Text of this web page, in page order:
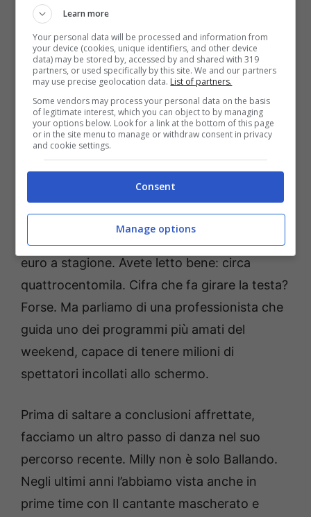
dopo stagione continua a macinare ottimi
dati di ascolto e un affetto del pubblico che
non conosce cedimenti. Un classico che non
passa mai di moda…
E qui arriva il punto caldo: quanto guadagna
una conduttrice così?
non ci sono comunicazioni ufficiali da parte
indiscrezioni, il contratto firmato da Milly con
la TV pubblica prevederebbe circa 400.000
euro a stagione. Avete letto bene: circa
quattrocentomila. Cifra che fa girare la testa?
Forse. Ma parliamo di una professionista che
guida uno dei programmi più amati del
weekend, capace di tenere milioni di
spettatori incollati allo schermo.
Prima di saltare a conclusioni affrettate,
facciamo un altro passo di danza nel suo
percorso recente. Milly non è solo Ballando.
Negli ultimi anni l’abbiamo vista anche in
prime time con Il cantante mascherato e
Learn more
Your personal data will be processed and information from
your device (cookies, unique identifiers, and other device
data) may be stored by, accessed by and shared with 319
partners, or used specifically by this site. We and our partners
may use precise geolocation data. List of partners.
Some vendors may process your personal data on the basis
of legitimate interest, which you can object to by managing
your options below. Look for a link at the bottom of this page
or in the site menu to manage or withdraw consent in privacy
and cookie settings.
Consent
Manage options